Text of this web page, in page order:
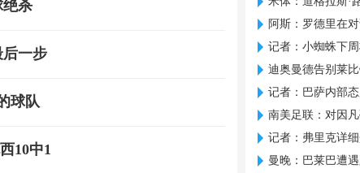
绝杀
一步
球队
10中1
阿斯：罗德里在对话
记者：小蜘蛛下周将
迪奥曼德告别莱比锡
记者：巴萨内部态度
南美足联：对因凡蒂
记者：弗里克详细介
曼晚：巴莱巴遭遇脚